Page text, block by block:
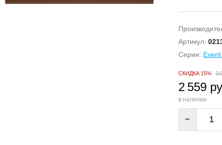
Артикул:
Серии:
СКИДКА 15% 3
2 559
в наличии
−